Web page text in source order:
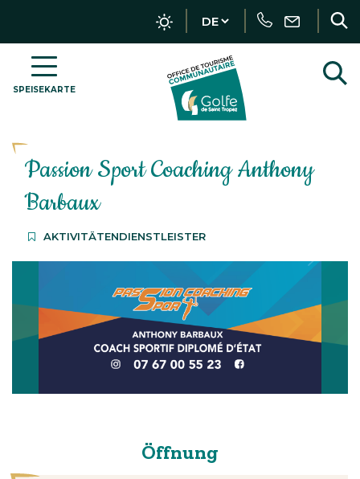
Forderung
Sie
uns
SPEISEKARTE
Golfe
Tropez
–
Passion Sport Coaching Anthony
Barbaux
AKTIVITÄTENDIENSTLEISTER
Öffnung